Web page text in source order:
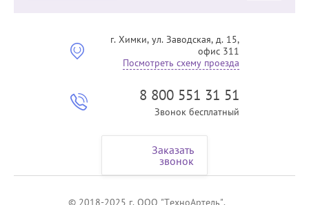
г. Химки, ул. Заводская, д. 15,
офис 311
Посмотреть схему проезда
8 800 551 31 51
Звонок бесплатный
Заказать
звонок
© 2018-2025 г. ООО "ТехноАртель".